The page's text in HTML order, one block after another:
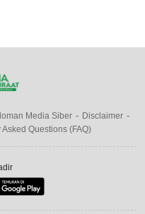
Media Siber
Disclaimer
Asked Questions (FAQ)